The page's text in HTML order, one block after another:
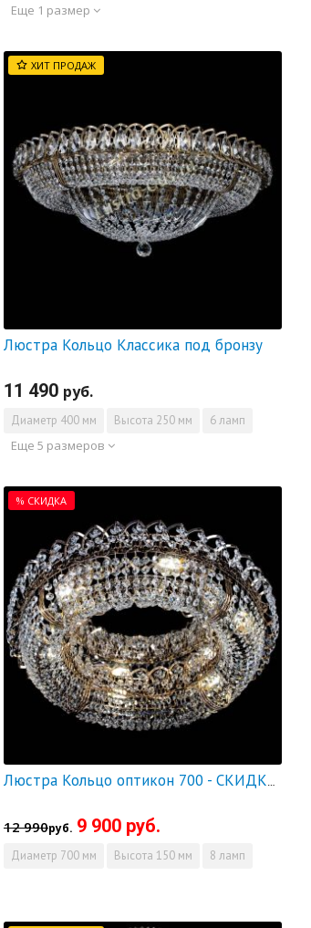
Еще 1 размер
ХИТ ПРОДАЖ
Люстра Кольцо Классика под бронзу
11 490 руб.
Диаметр 400 мм Высота 250 мм 6 ламп
Еще 5 размеров
% СКИДКА
Люстра Кольцо оптикон 700 - СКИДКА!!!
12 990руб. 9 900 руб.
Диаметр 700 мм Высота 150 мм 8 ламп